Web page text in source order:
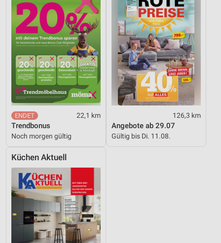
22,1 km
Trendbonus
Noch morgen gültig
126,3 km
Angebote ab 29.07
Gültig bis Di. 11.08.
Küchen Aktuell